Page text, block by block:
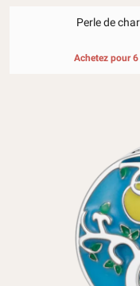
Perle de
Achetez pour 6